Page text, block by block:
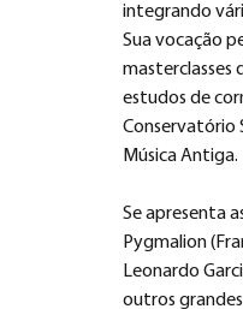
integrando
Sua vocação
masterclasses
estudos de
Conservatório
Música Antiga.
Se apresenta
Pygmalion
Leonardo
outros